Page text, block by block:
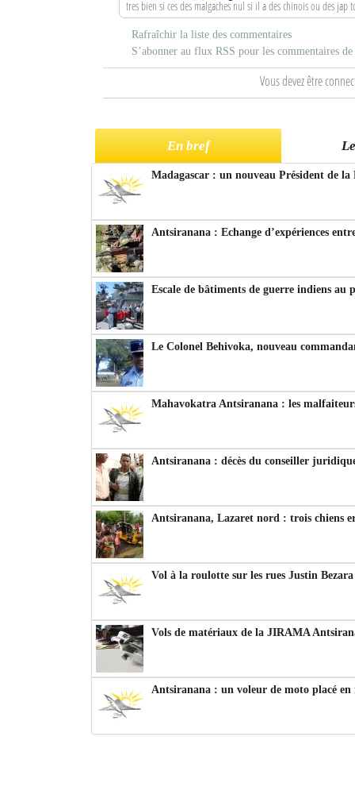
tres bien si ces des malgaches nul si il a des chinois ou des jap
Rafraîchir la liste des commentaires
S’abonner au flux RSS pour les commentaires
Vous devez être
En bref
Madagascar : un nouveau Président de
Antsiranana : Echange d’expériences
Escale de bâtiments de guerre indiens au
Le Colonel Behivoka, nouveau
Mahavokatra Antsiranana : les
Antsiranana : décès du conseiller
Antsiranana, Lazaret nord : trois chiens
Vol à la roulotte sur les rues Justin
Vols de matériaux de la JIRAMA
Antsiranana : un voleur de moto placé en